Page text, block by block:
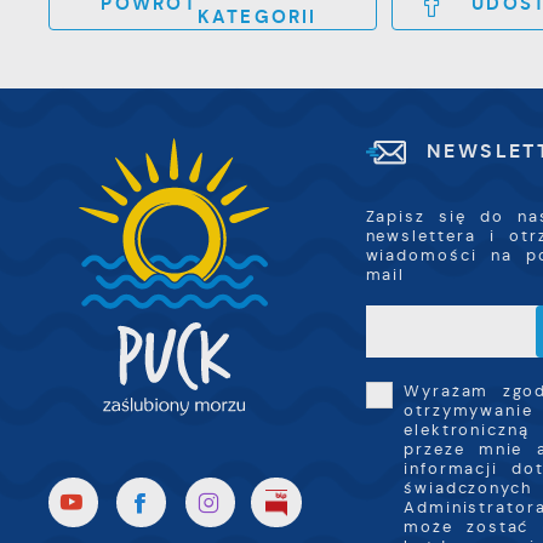
KATEGORII
Zapisz się do
newslettera i
wiadomości na
mail
Wyrażam
otrzymywanie
elektroniczną
przeze mnie
informacji
świadczonych
może zostać